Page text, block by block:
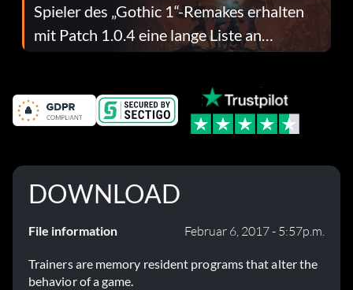
Spieler des „Gothic 1“-Remakes erhalten
mit Patch 1.0.4 eine lange Liste an
Fehlerbehebungen
DOWNLOAD
File information Februar 6, 2017 - 5:57p.m.
Trainers are memory resident programs that alter the
behavior of a game.